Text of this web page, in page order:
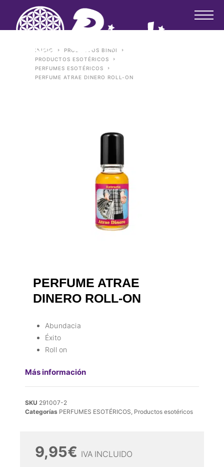
INICIO
PRODUCTOS BINDI
PRODUCTOS ESOTÉRICOS
PERFUMES ESOTÉRICOS
PERFUME ATRAE DINERO ROLL-ON
PERFUME ATRAE
DINERO ROLL-ON
Abundacia
Éxito
Roll on
Más información
SKU 291007-2
Categorías PERFUMES ESOTÉRICOS, Productos esotéricos
9,95€ IVA INCLUIDO